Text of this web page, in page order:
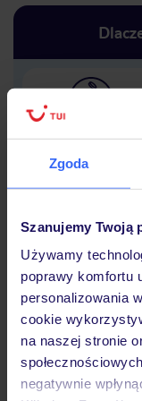
Zgoda
Szanujemy Twoją
Używamy
poprawy komfortu
personalizowania
cookie
na naszej stronie
negatywnie
Hotel
Opinie
Pokoje